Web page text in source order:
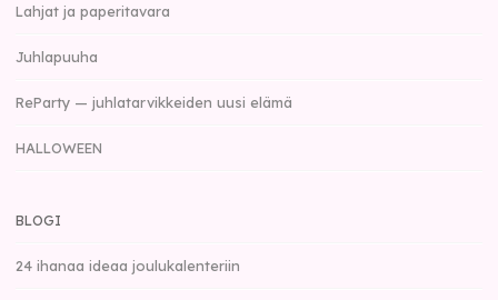
Lahjat ja paperitavara
Juhlapuuha
ReParty — juhlatarvikkeiden uusi elämä
HALLOWEEN
BLOGI
24 ihanaa ideaa joulukalenteriin